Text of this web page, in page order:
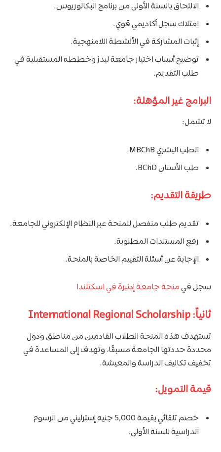
الالتحاق بالسنة الأولى من برنامج البكالوريوس.
امتلاك سجل أكاديمي قوي.
إثبات المشاركة في الأنشطة اللامنهجية.
توضيح أسباب اختيار جامعة ليدز وخططه المستقبلية في
طلب التقديم.
البرامج غير المؤهلة:
لا تشمل:
الطب البشري MBChB.
طب الأسنان BChD.
طريقة التقديم:
تقديم طلب منفصل للمنحة عبر النظام الإلكتروني للجامعة.
رفع المستندات المطلوبة.
الإجابة عن أسئلة التقييم الخاصة بالمنحة.
سجل فيمنحة جامعة إدنبرة في اسكتلندا
ثانياً: International Regional Scholarship
تستهدف هذه المنحة الطلاب القادمين من مناطق ودول
محددة حددتها الجامعة مسبقًا، وتهدف إلى المساعدة في
تخفيف تكاليف الدراسة والمعيشة.
قيمة التمويل:
خصم تلقائي بقيمة 5,000 جنيه إسترليني من الرسوم
الدراسية للسنة الأولى.